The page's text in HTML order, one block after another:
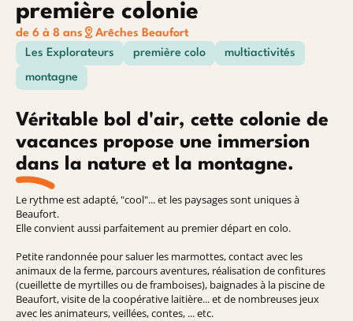
première colonie
de 6 à 8 ans
Arêches Beaufort
Les Explorateurs
première colo multiactivités
montagne
Véritable bol d'air, cette colonie de
vacances propose une immersion
dans la nature et la montagne.
Le rythme est adapté, "cool"... et les paysages sont uniques à
Beaufort.
Elle convient aussi parfaitement au premier départ en colo.
Petite randonnée pour saluer les marmottes, contact avec les
animaux de la ferme, parcours aventures, réalisation de confitures
(cueillette de myrtilles ou de framboises), baignades à la piscine de
Beaufort, visite de la coopérative laitière... et de nombreuses jeux
avec les animateurs, veillées, contes, ... etc.